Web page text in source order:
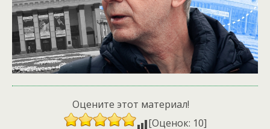
Оцените этот материал!
[Оценок: 10]